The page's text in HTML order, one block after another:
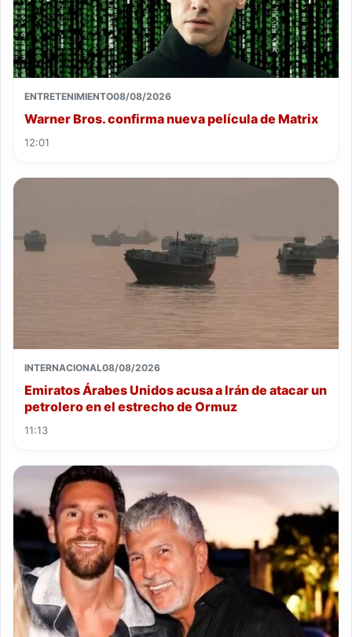
ENTRETENIMIENTO08/08/2026
Warner Bros. confirma nueva película de Matrix
12:01
INTERNACIONAL08/08/2026
Emiratos Árabes Unidos acusa a Irán de atacar un
petrolero en el estrecho de Ormuz
11:13